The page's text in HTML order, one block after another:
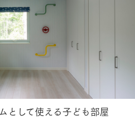
として使える子ども部屋